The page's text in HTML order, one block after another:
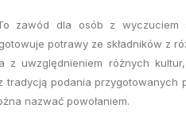
zawód dla osób z wyczuciem
potrawy ze składników z
z uwzględnieniem różnych
tradycją podania przygotowanych
nazwać powołaniem.